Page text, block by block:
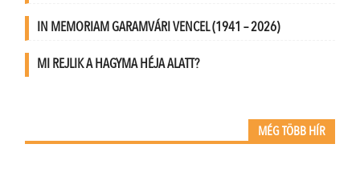
IN MEMORIAM GARAMVÁRI VENCEL (1941 – 2026)
MI REJLIK A HAGYMA HÉJA ALATT?
MÉG TÖBB HÍR